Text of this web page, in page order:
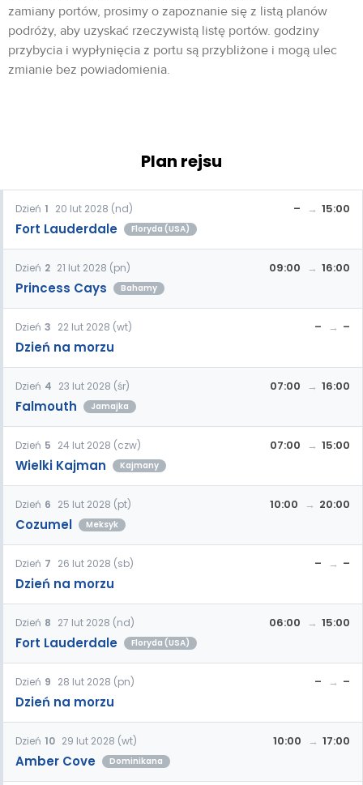
zamiany portów, prosimy o zapoznanie się z listą planów
podróży, aby uzyskać rzeczywistą listę portów. godziny
przybycia i wypłynięcia z portu są przybliżone i mogą ulec
zmianie bez powiadomienia.
Plan rejsu
Dzień 1 20 lut 2028 (nd)
Fort Lauderdale Floryda (USA)
– 15:00
Dzień 2 21 lut 2028 (pn)
Princess Cays Bahamy
09:00 16:00
Dzień 3 22 lut 2028 (wt)
Dzień na morzu
– –
Dzień 4 23 lut 2028 (śr)
Falmouth Jamajka
07:00 16:00
Dzień 5 24 lut 2028 (czw)
Wielki Kajman Kajmany
07:00 15:00
Dzień 6 25 lut 2028 (pt)
Cozumel Meksyk
10:00 20:00
Dzień 7 26 lut 2028 (sb)
Dzień na morzu
– –
Dzień 8 27 lut 2028 (nd)
Fort Lauderdale Floryda (USA)
06:00 15:00
Dzień 9 28 lut 2028 (pn)
Dzień na morzu
– –
Dzień 10 29 lut 2028 (wt)
Amber Cove Dominikana
10:00 17:00